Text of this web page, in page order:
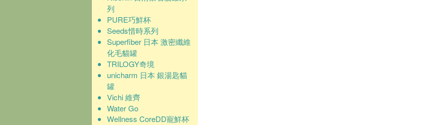
列
PURE巧鮮杯
Seeds惜時系列
Superfiber 日本 激密纖維
化毛貓罐
TRILOGY奇境
unicharm 日本 銀湯匙貓
罐
Vichi 維齊
Water Go
Wellness CoreDD寵鮮杯